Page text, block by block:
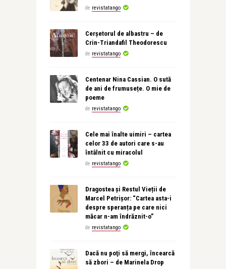
de revistatango
Cerșetorul de albastru – de
Crin-Triandafil Theodorescu
de revistatango
Centenar Nina Cassian. O sută
de ani de frumusețe. O mie de
poeme
de revistatango
Cele mai înalte uimiri – cartea
celor 33 de autori care s-au
întâlnit cu miracolul
de revistatango
Dragostea și Restul Vieții de
Marcel Petrișor: “Cartea asta-i
despre speranța pe care nici
măcar n-am îndrăznit-o”
de revistatango
Dacă nu poţi să mergi, încearcă
să zbori – de Marinela Drop